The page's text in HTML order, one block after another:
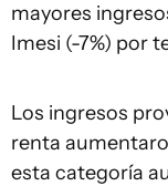
mayores
Imesi (-7%) por
Los ingresos
renta
esta categoría